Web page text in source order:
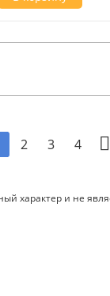
2 3 4
характер и не